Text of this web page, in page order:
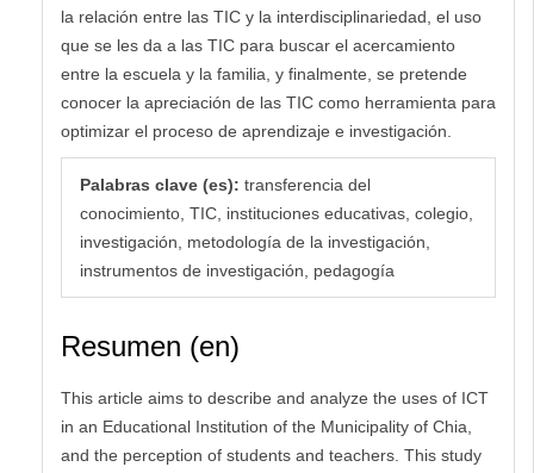
la relación entre las TIC y la interdisciplinariedad, el uso
que se les da a las TIC para buscar el acercamiento
entre la escuela y la familia, y finalmente, se pretende
conocer la apreciación de las TIC como herramienta para
optimizar el proceso de aprendizaje e investigación.
Palabras clave (es): transferencia del
conocimiento, TIC, instituciones educativas, colegio,
investigación, metodología de la investigación,
instrumentos de investigación, pedagogía
Resumen (en)
This article aims to describe and analyze the uses of ICT
in an Educational Institution of the Municipality of Chia,
and the perception of students and teachers. This study